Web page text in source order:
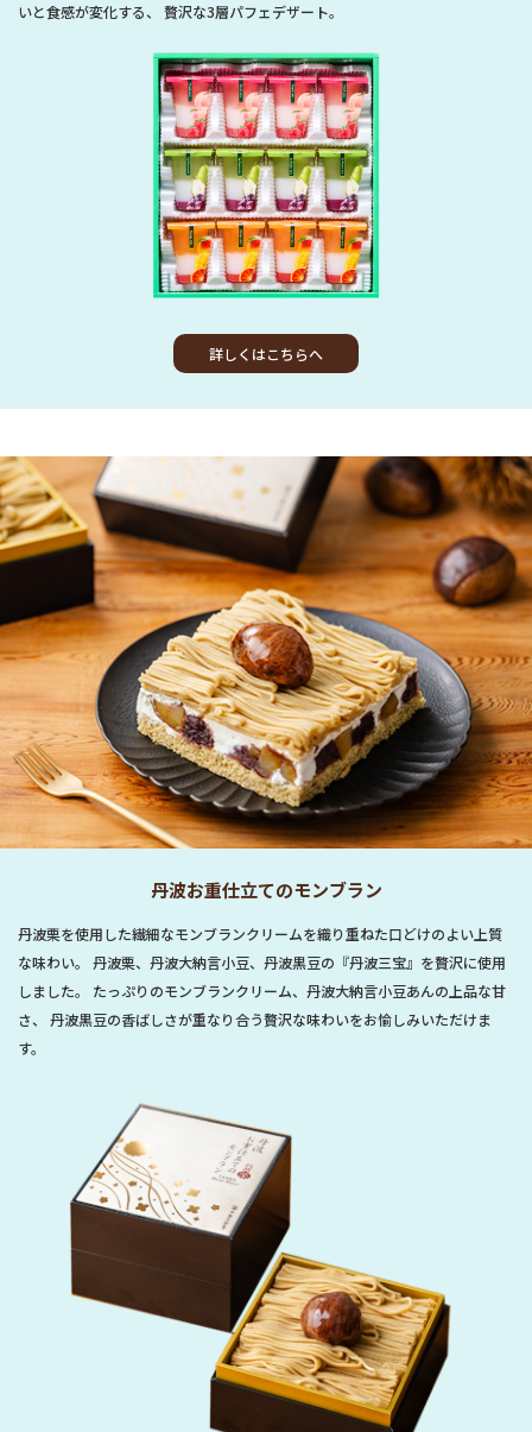
いと食感が変化する、 贅沢な3層パフェデザート。
詳しくはこちらへ
丹波お重仕立てのモンブラン
丹波栗を使用した繊細なモンブランクリームを織り重ねた口どけのよい上質
な味わい。 丹波栗、丹波大納言小豆、丹波黒豆の『丹波三宝』を贅沢に使用
しました。 たっぷりのモンブランクリーム、丹波大納言小豆あんの上品な甘
さ、 丹波黒豆の香ばしさが重なり合う贅沢な味わいをお愉しみいただけま
す。